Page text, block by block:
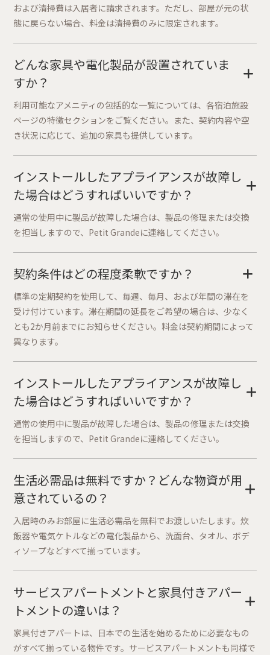
および清掃費は入居者に請求されます。ただし、部屋が元の状
態に戻らない場合、料金は清掃費のみに限定されます。
どんな家具や電化製品が設置されていま
すか？
+
利用可能なアメニティの包括的な一覧については、各宿泊施設
ページの特徴セクションをご覧ください。また、契約内容や空
き状況に応じて、追加の家具も提供しています。
インストールしたアプライアンスが故障し
た場合はどうすればいいですか？
+
通常の使用中に製品が故障した場合は、製品の修理または交換
を担当しますので、Petit Grandeに連絡してください。
契約条件はどの程度柔軟ですか？ +
標準の定期契約を使用して、毎週、毎月、および年間の滞在を
受け付けています。滞在期間の延長をご希望の場合は、少なく
とも2か月前までにお知らせください。料金は契約期間によって
異なります。
インストールしたアプライアンスが故障し
た場合はどうすればいいですか？
+
通常の使用中に製品が故障した場合は、製品の修理または交換
を担当しますので、Petit Grandeに連絡してください。
生活必需品は無料ですか？どんな物資が用
意されているの？
+
入居時のみお部屋に生活必需品を無料でお渡しいたします。炊
飯器や電気ケトルなどの電化製品から、洗面台、タオル、ボデ
ィソープなどすべて揃っています。
サービスアパートメントと家具付きアパー
トメントの違いは？
+
家具付きアパートは、日本での生活を始めるために必要なもの
がすべて揃っている物件です。サービスアパートメントも同様で